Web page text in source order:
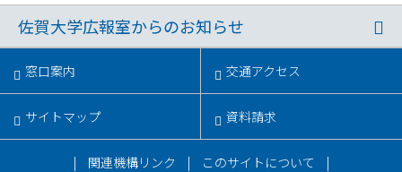
佐賀大学広報室からのお知らせ
窓口案内 交通アクセス
サイトマップ 資料請求
関連機構リンク このサイトについて